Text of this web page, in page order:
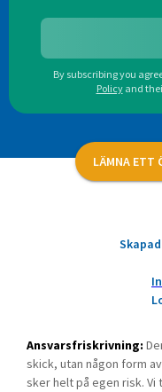
By subscribing you
Policy and
LÄMNA ETT
Ansvarsfriskrivning:
skick, utan någon form
sker helt på egen risk.